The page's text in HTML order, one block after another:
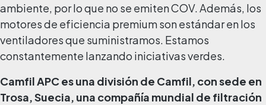
ambiente, por lo que no se emiten COV. Además, los
motores de eficiencia premium son estándar en los
ventiladores que suministramos. Estamos
constantemente lanzando iniciativas verdes.
Camfil APC es una división de Camfil, con sede en
Trosa, Suecia, una compañía mundial de filtración